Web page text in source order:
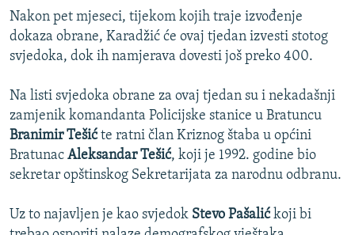
Nakon pet mjeseci, tijekom kojih traje izvođenje
dokaza obrane, Karadžić će ovaj tjedan izvesti stotog
svjedoka, dok ih namjerava dovesti još preko 400.
Na listi svjedoka obrane za ovaj tjedan su i nekadašnji
zamjenik komandanta Policijske stanice u Bratuncu
Branimir Tešićte ratni član Kriznog štaba u općini
Bratunac Aleksandar Tešić, koji je 1992. godine bio
sekretar opštinskog Sekretarijata za narodnu odbranu.
Uz to najavljen je kao svjedok Stevo Pašalićkoji bi